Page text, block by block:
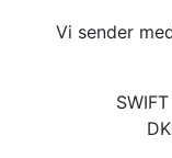
Vi sender